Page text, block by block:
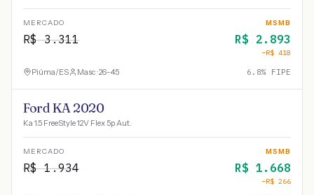
MERCADO
R$3.311
MSMB
R$ 2.893
−R$ 418
Piúma/ES Masc · 26-45 6.8% FIPE
Ford KA 2020
Ka 1.5 FreeStyle 12V Flex 5p Aut.
MERCADO
R$1.934
MSMB
R$ 1.668
−R$ 266